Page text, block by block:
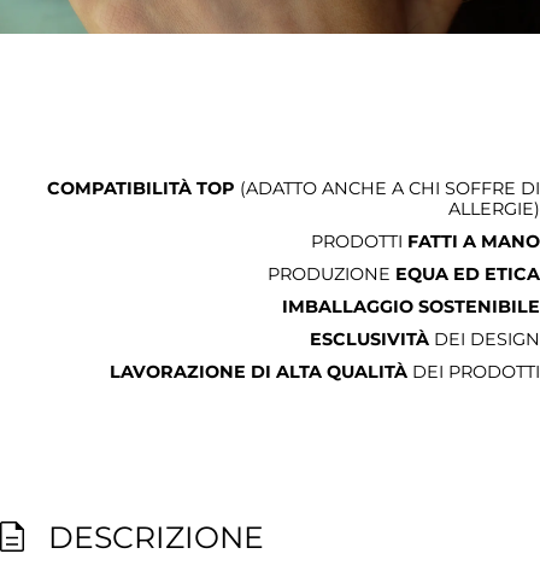
COMPATIBILITÀ TOP (ADATTO ANCHE A CHI SOFFRE DI
ALLERGIE)
PRODOTTI FATTI A MANO
PRODUZIONE EQUA ED ETICA
IMBALLAGGIO SOSTENIBILE
ESCLUSIVITÀ DEI DESIGN
LAVORAZIONE DI ALTA QUALITÀ DEI PRODOTTI
DESCRIZIONE